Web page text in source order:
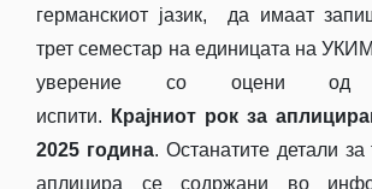
германскиот јазик, да имаат
трет семестар на единицата на
уверение со оцени од
испити.
Крајниот рок за
2025 година. Останатите детали за
аплицира се содржани во